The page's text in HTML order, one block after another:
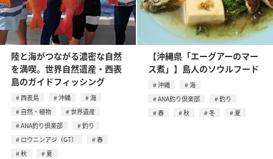
陸と海がつながる濃密な自然
を満喫。世界自然遺産・西表
島のガイドフィッシング
西表島 沖縄
海
自然・植物
世界遺産
ANA釣り倶楽部
釣り
ロウニンアジ（GT）
春
秋
夏
【沖縄県「エーグアーのマー
ス煮」】島人のソウルフード
沖縄
海
ANA釣り倶楽部
釣り
春
秋 冬 夏